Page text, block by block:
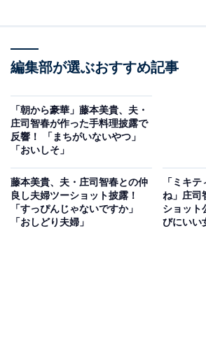
編集部が選ぶおすすめ記事
「朝から豪華」藤本美貴、夫・
庄司智春が作った手料理披露で
反響！ 「まちがいないやつ」
「おいしそ」
藤本美貴、夫・庄司智春との仲
良し夫婦ツーショット披露！
「すっぴんじゃないですか」
「おしどり夫婦」
「ミキ
ね」庄司
ショット
びにいい